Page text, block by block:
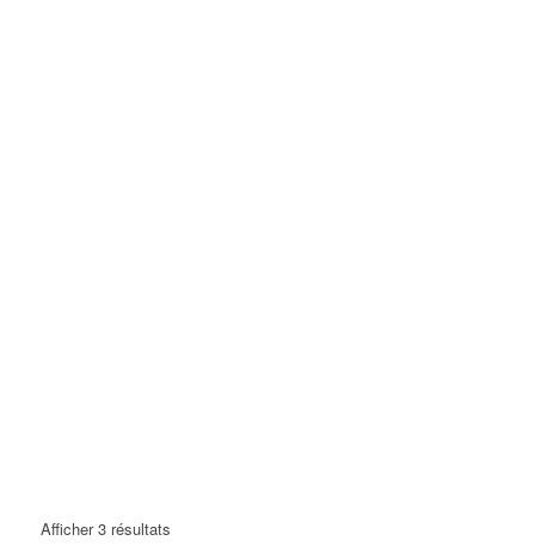
Afficher 3 résultats